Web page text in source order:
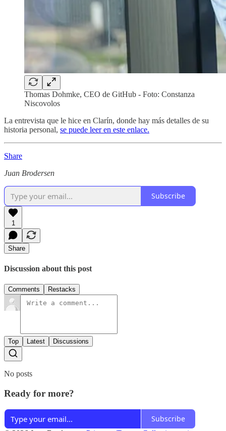
Thomas Dohmke, CEO de GitHub - Foto: Constanza
Niscovolos
La entrevista que le hice en Clarín, donde hay más detalles de su
historia personal, se puede leer en este enlace.
Share
Juan Brodersen
Subscribe
1
Share
Discussion about this post
Comments Restacks
Top Latest Discussions
No posts
Ready for more?
Subscribe